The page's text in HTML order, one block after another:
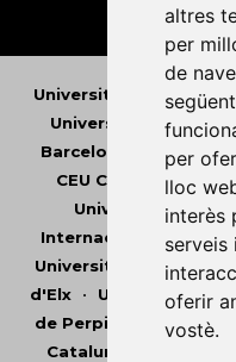
altres
per
de
per
lloc
interès
serveis
oferir
vostè.
Universitat Abat Oliba
Universitat d'Andorra
Barcelona
CEU Cardenal
Universitat de les
Internacional de
Universitat de Lleida
d'Elx• Universitat
de Perpinyà Via Domitia
Catalunya